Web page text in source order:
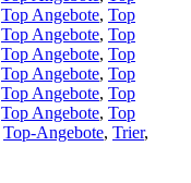
Top Angebote, Top
Top Angebote, Top
Top Angebote, Top
Top Angebote, Top
Top Angebote, Top
Top Angebote, Top
Top-Angebote, Trier,